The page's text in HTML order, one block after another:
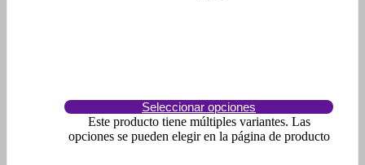
Seleccionar opciones
Este producto tiene múltiples variantes. Las
opciones se pueden elegir en la página de producto